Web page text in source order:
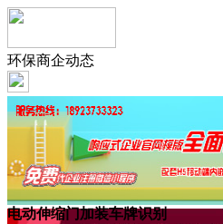
环保商企动态
电动伸缩门加装车牌识别